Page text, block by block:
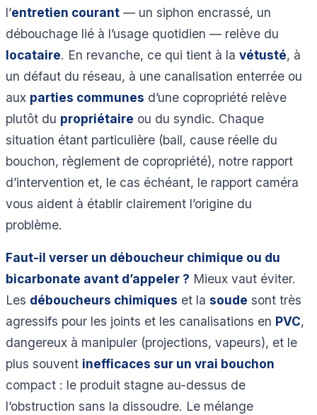
l’entretien courant — un siphon encrassé, un
débouchage lié à l’usage quotidien — relève du
locataire. En revanche, ce qui tient à la vétusté, à
un défaut du réseau, à une canalisation enterrée ou
aux parties communes d’une copropriété relève
plutôt du propriétaire ou du syndic. Chaque
situation étant particulière (bail, cause réelle du
bouchon, règlement de copropriété), notre rapport
d’intervention et, le cas échéant, le rapport caméra
vous aident à établir clairement l’origine du
problème.
Faut-il verser un déboucheur chimique ou du
bicarbonate avant d’appeler ? Mieux vaut éviter.
Les déboucheurs chimiques et la soude sont très
agressifs pour les joints et les canalisations en PVC,
dangereux à manipuler (projections, vapeurs), et le
plus souvent inefficaces sur un vrai bouchon
compact : le produit stagne au-dessus de
l’obstruction sans la dissoudre. Le mélange